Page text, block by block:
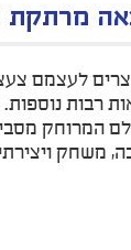
מרתקת
לעצמם
רבות
המרוחק
משחק